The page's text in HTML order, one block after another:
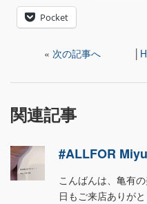
Pocket
« 次の記事へ
関連記事
#ALLFOR
こんばんは、亀有
日もご来店ありが